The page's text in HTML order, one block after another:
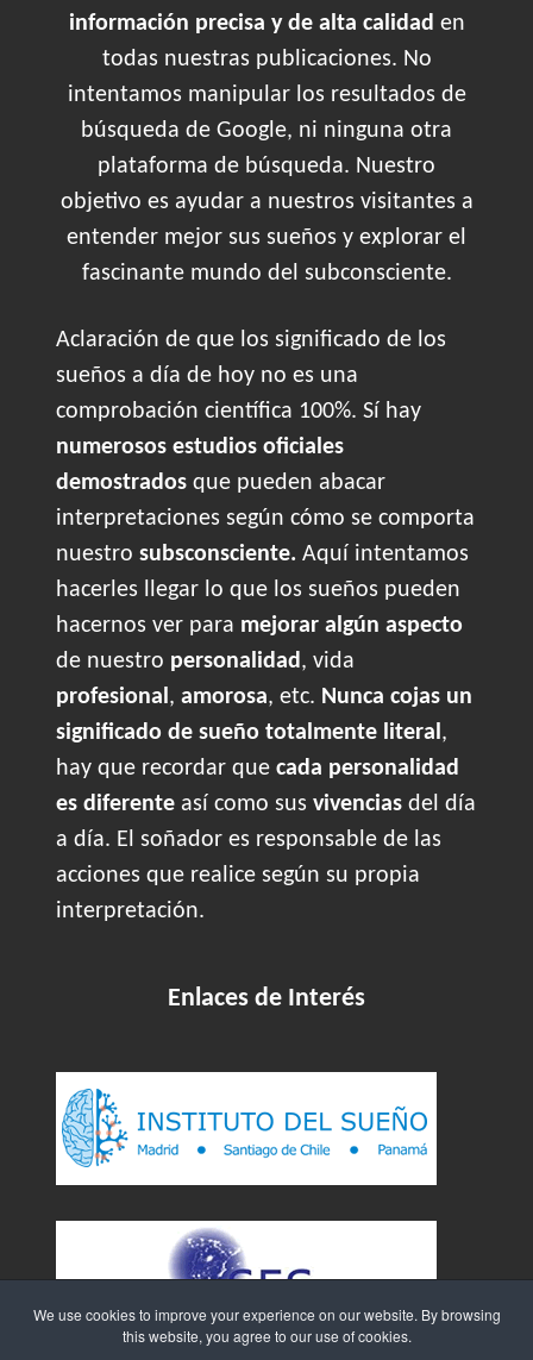
We use cookies to improve your experience on our website. By browsing
this website, you agree to our use of cookies.
información precisa y de alta calidad en
todas nuestras publicaciones. No
intentamos manipular los resultados de
búsqueda de Google, ni ninguna otra
plataforma de búsqueda. Nuestro
objetivo es ayudar a nuestros visitantes a
entender mejor sus sueños y explorar el
fascinante mundo del subconsciente.
Aclaración de que los significado de los
sueños a día de hoy no es una
comprobación científica 100%. Sí hay
numerosos estudios oficiales
demostrados que pueden abacar
interpretaciones según cómo se comporta
nuestro subsconsciente. Aquí intentamos
hacerles llegar lo que los sueños pueden
hacernos ver para mejorar algún aspecto
de nuestro personalidad, vida
profesional, amorosa, etc. Nunca cojas un
significado de sueño totalmente literal,
hay que recordar que cada personalidad
es diferente así como sus vivencias del día
a día. El soñador es responsable de las
acciones que realice según su propia
interpretación.
Enlaces de Interés